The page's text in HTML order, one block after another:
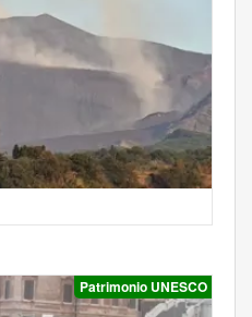
Patrimonio UNESCO